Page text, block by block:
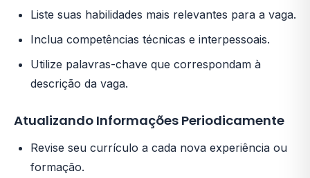
Liste suas habilidades mais relevantes para a vaga.
Inclua competências técnicas e interpessoais.
Utilize palavras-chave que correspondam à
descrição da vaga.
Atualizando Informações Periodicamente
Revise seu currículo a cada nova experiência ou
formação.